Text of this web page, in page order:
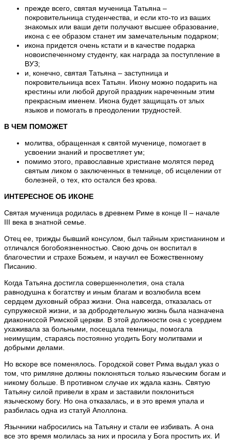
прежде всего, святая мученица Татьяна –
покровительница студенчества, и если кто-то из ваших
знакомых или ваши дети получают высшее образование,
икона с ее образом станет им замечательным подарком;
икона придется очень кстати и в качестве подарка
новоиспеченному студенту, как награда за поступление в
ВУЗ;
и, конечно, святая Татьяна – заступница и
покровительница всех Татьян. Икону можно подарить на
крестины или любой другой праздник нареченным этим
прекрасным именем. Икона будет защищать от злых
языков и помогать в преодолении трудностей.
В ЧЕМ ПОМОЖЕТ
молитва, обращенная к святой мученице, помогает в
усвоении знаний и просветляет ум;
помимо этого, православные христиане молятся перед
святым ликом о заключенных в темнице, об исцелении от
болезней, о тех, кто остался без крова.
ИНТЕРЕСНОЕ ОБ ИКОНЕ
Святая мученица родилась в древнем Риме в конце II – начале
III века в знатной семье.
Отец ее, трижды бывший консулом, был тайным христианином и
отличался богобоязненностью. Свою дочь он воспитал в
благочестии и страхе Божьем, и научил ее Божественному
Писанию.
Когда Татьяна достигла совершеннолетия, она стала
равнодушна к богатству и иным благам и возлюбила всем
сердцем духовный образ жизни. Она навсегда, отказалась от
супружеской жизни, и за добродетельную жизнь была назначена
диакониссой Римской церкви. В этой должности она с усердием
ухаживала за больными, посещала темницы, помогала
неимущим, стараясь постоянно угодить Богу молитвами и
добрыми делами.
Но вскоре все поменялось. Городской совет Рима выдал указ о
том, что римляне должны поклоняться только языческим богам и
никому больше. В противном случае их ждала казнь. Святую
Татьяну силой привели в храм и заставили поклониться
языческому богу. Но она отказалась, и в это время упала и
разбилась одна из статуй Аполлона.
Язычники набросились на Татьяну и стали ее избивать. А она
все это время молилась за них и просила у Бога простить их. И